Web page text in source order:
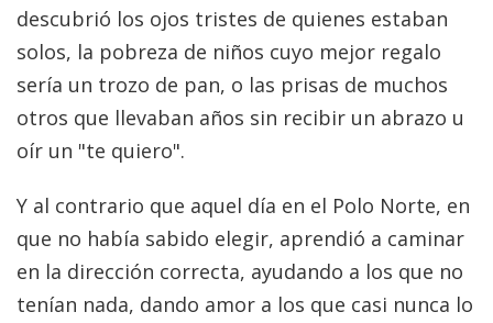
descubrió los ojos tristes de quienes estaban
solos, la pobreza de niños cuyo mejor regalo
sería un trozo de pan, o las prisas de muchos
otros que llevaban años sin recibir un abrazo u
oír un "te quiero".
Y al contrario que aquel día en el Polo Norte, en
que no había sabido elegir, aprendió a caminar
en la dirección correcta, ayudando a los que no
tenían nada, dando amor a los que casi nunca lo